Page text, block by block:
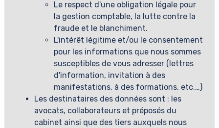
Le respect d'une obligation légale pour
la gestion comptable, la lutte contre la
fraude et le blanchiment.
L'intérêt légitime et/ou le consentement
pour les informations que nous sommes
susceptibles de vous adresser (lettres
d'information, invitation à des
manifestations, à des formations, etc.…)
Les destinataires des données sont : les
avocats, collaborateurs et préposés du
cabinet ainsi que des tiers auxquels nous